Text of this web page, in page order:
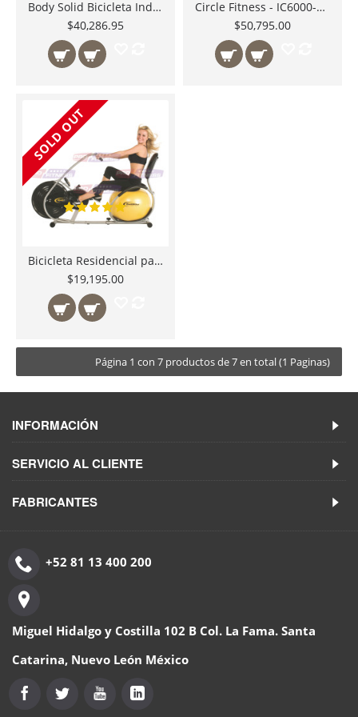
Body Solid Bicicleta Indoor Cycling ESB250 Ideal para gimnasio o usuarios residenciales equipos robustos para entrenar
$40,286.95
Circle Fitness - IC6000-G Magnetic Indoor Cycle Bicicleta Magnetica Ciclismo de Interiores Grupo
$50,795.00
SOLD OUT
Bicicleta Residencial para entrenamiento de cuerpo completo y perdida de peso ı BallBike USA
$19,195.00
Página 1 con 7 productos de 7 en total (1 Paginas)
INFORMACIÓN
SERVICIO AL CLIENTE
FABRICANTES
+52 81 13 400 200
Miguel Hidalgo y Costilla 102 B Col. La Fama. Santa
Catarina, Nuevo León México